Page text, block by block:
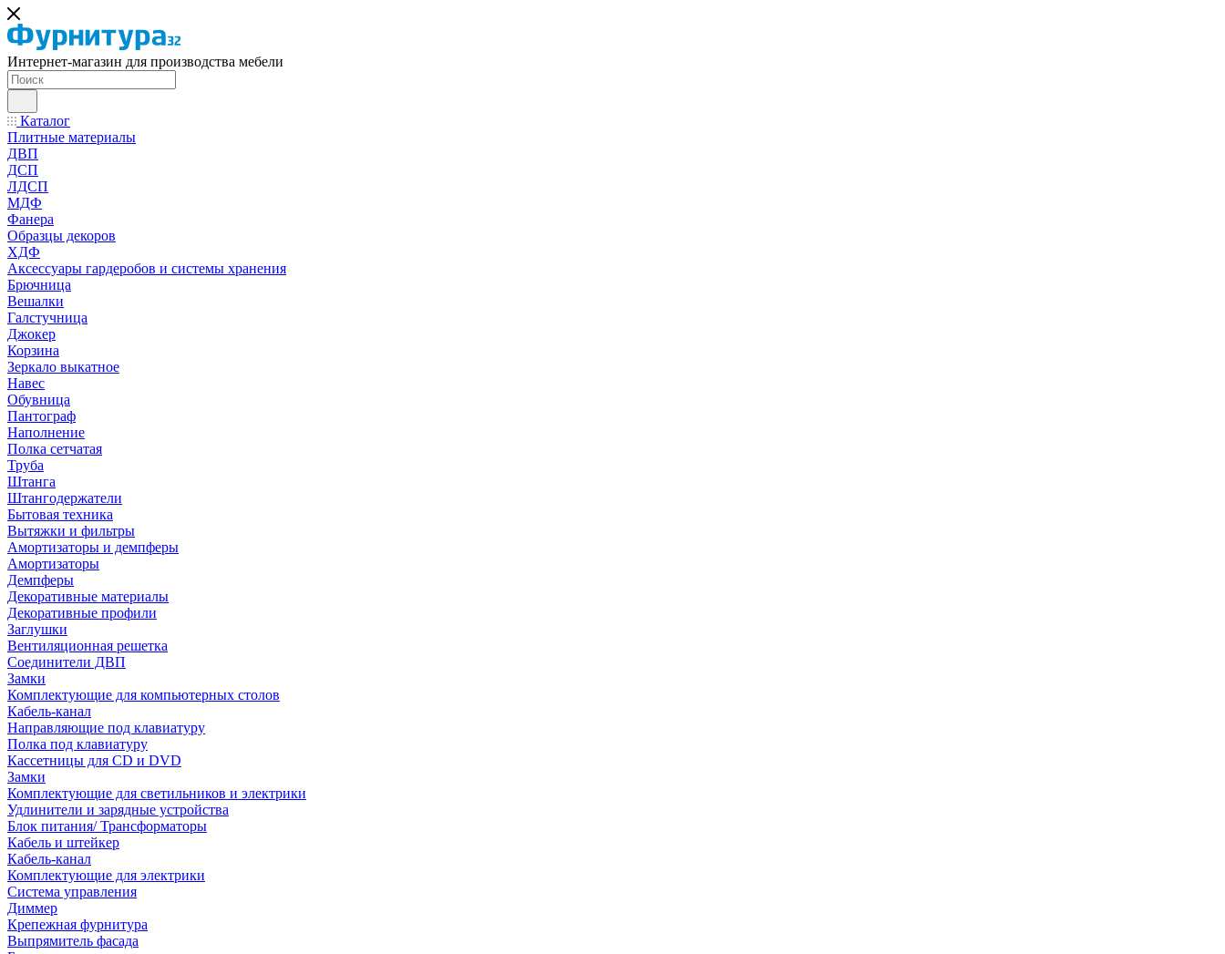
Интернет-магазин для производства мебели
Каталог
Плитные материалы
ДВП
ДСП
ЛДСП
МДФ
Фанера
Образцы декоров
ХДФ
Аксессуары гардеробов и системы хранения
Брючница
Вешалки
Галстучница
Джокер
Корзина
Зеркало выкатное
Навес
Обувница
Пантограф
Наполнение
Полка сетчатая
Труба
Штанга
Штангодержатели
Бытовая техника
Вытяжки и фильтры
Амортизаторы и демпферы
Амортизаторы
Демпферы
Декоративные материалы
Декоративные профили
Заглушки
Вентиляционная решетка
Соединители ДВП
Замки
Комплектующие для компьютерных столов
Кабель-канал
Направляющие под клавиатуру
Полка под клавиатуру
Кассетницы для CD и DVD
Замки
Комплектующие для светильников и электрики
Удлинители и зарядные устройства
Блок питания/ Трансформаторы
Кабель и штейкер
Кабель-канал
Комплектующие для электрики
Система управления
Диммер
Крепежная фурнитура
Выпрямитель фасада